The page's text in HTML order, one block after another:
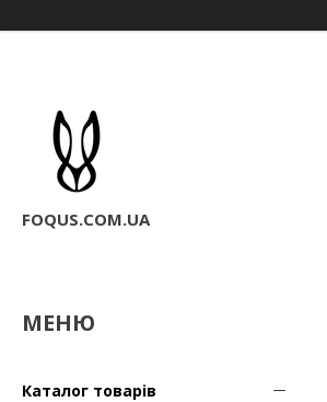
FOQUS.COM.UA
Каталог товарів